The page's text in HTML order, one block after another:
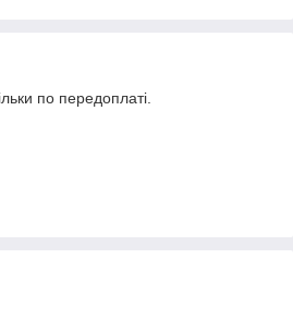
по передоплаті.